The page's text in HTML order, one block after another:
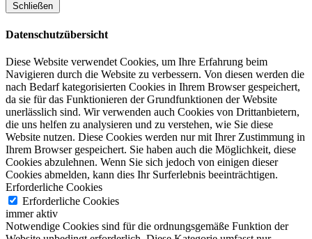
Schließen
Datenschutzübersicht
Diese Website verwendet Cookies, um Ihre Erfahrung beim
Navigieren durch die Website zu verbessern. Von diesen werden die
nach Bedarf kategorisierten Cookies in Ihrem Browser gespeichert,
da sie für das Funktionieren der Grundfunktionen der Website
unerlässlich sind. Wir verwenden auch Cookies von Drittanbietern,
die uns helfen zu analysieren und zu verstehen, wie Sie diese
Website nutzen. Diese Cookies werden nur mit Ihrer Zustimmung in
Ihrem Browser gespeichert. Sie haben auch die Möglichkeit, diese
Cookies abzulehnen. Wenn Sie sich jedoch von einigen dieser
Cookies abmelden, kann dies Ihr Surferlebnis beeinträchtigen.
Erforderliche Cookies
Erforderliche Cookies
immer aktiv
Notwendige Cookies sind für die ordnungsgemäße Funktion der